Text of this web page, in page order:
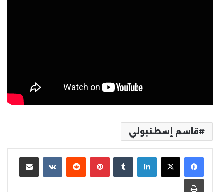
قاسم إسطنبولي
لينكدإن بينتيريست مشاركة عبر البريد
طباعة